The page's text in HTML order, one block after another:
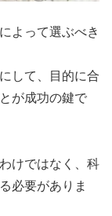
よって選ぶべき
して、目的に合
が成功の鍵で
けではなく、科
必要がありま